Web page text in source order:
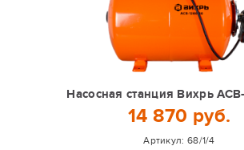
Насосная станция Вихрь
14 870 руб.
Артикул: 68/1/4